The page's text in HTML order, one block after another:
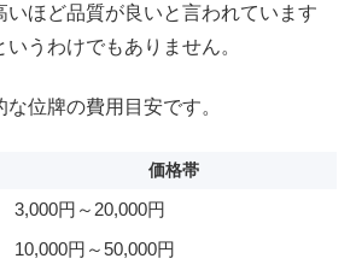
いほど品質が良いと言われています
うわけでもありません。
位牌の費用目安です。
価格帯
3,000円～20,000円
10,000円～50,000円